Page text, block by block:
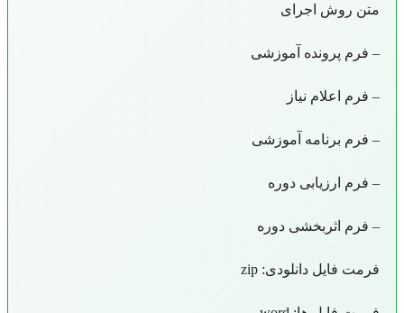
متن روش اجرای
– فرم پرونده آموزشی
– فرم اعلام نياز
– فرم برنامه آموزشی
– فرم ارزیابی دوره
– فرم اثربخشی دوره
فرمت فایل دانلودی: zip